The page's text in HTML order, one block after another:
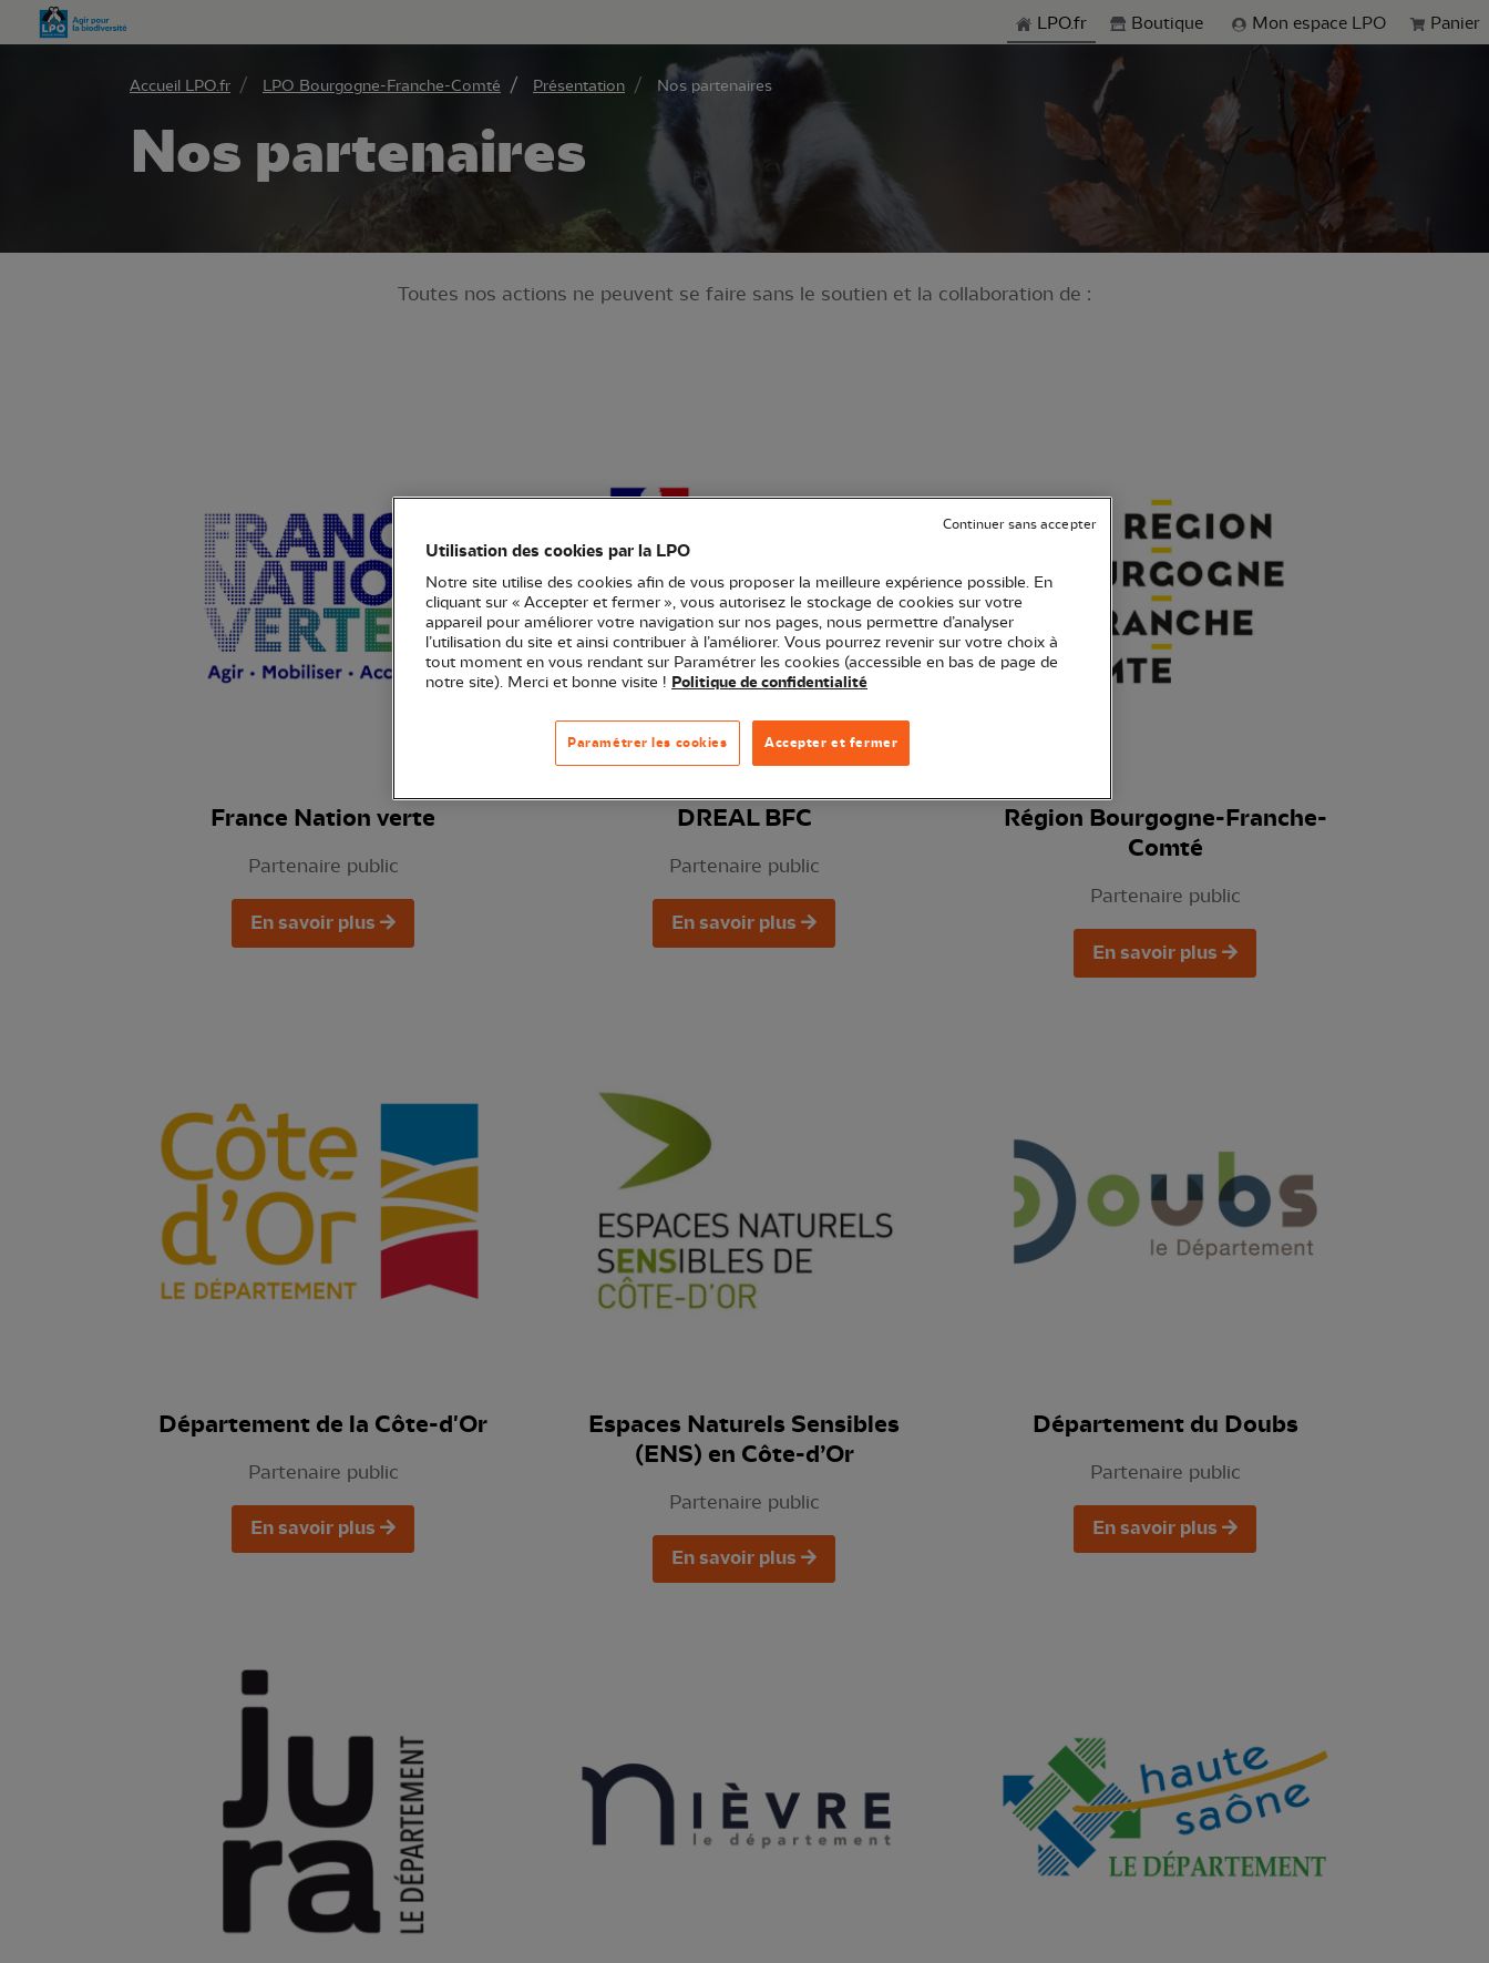
Aller à la rechercheLPO.fr Boutique Mon espace LPO Panier
Accueil LPO.fr LPO Bourgogne-Franche-Comté Présentation Nos partenaires
Nos partenaires
Toutes nos actions ne peuvent se faire sans le soutien et la collaboration de :
France Nation verte
Partenaire public
En savoir plus
DREAL BFC
Partenaire public
En savoir plus
Région Bourgogne-Franche-
Comté
Partenaire public
En savoir plus
Département de la Côte-d'Or
Partenaire public
En savoir plus
Espaces Naturels Sensibles
(ENS) en Côte-d’Or
Partenaire public
En savoir plus
Département du Doubs
Partenaire public
En savoir plus
Utilisation des cookies par la LPO
Notre site utilise des cookies afin de vous proposer la meilleure expérience possible. En
cliquant sur « Accepter et fermer », vous autorisez le stockage de cookies sur votre
appareil pour améliorer votre navigation sur nos pages, nous permettre d’analyser
l’utilisation du site et ainsi contribuer à l’améliorer. Vous pourrez revenir sur votre choix à
tout moment en vous rendant sur Paramétrer les cookies (accessible en bas de page de
notre site). Merci et bonne visite ! Politique de confidentialité
Accepter et fermer
Paramétrer les cookies
Continuer sans accepter